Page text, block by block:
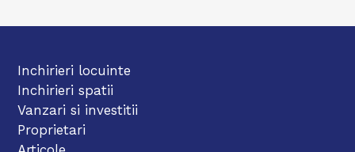
Inchirieri locuinte
Inchirieri spatii
Vanzari si investitii
Proprietari